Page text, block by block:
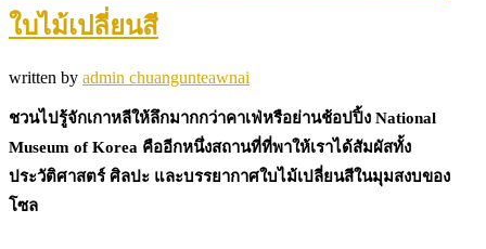
ใบไม้เปลี่ยนสี
written by admin chuangunteawnai
ชวนไปรู้จักเกาหลีให้ลึกมากกว่าคาเฟ่หรือย่านช้อปปิ้ง National
Museum of Korea คืออีกหนึ่งสถานที่ที่พาให้เราได้สัมผัสทั้ง
ประวัติศาสตร์ ศิลปะ และบรรยากาศใบไม้เปลี่ยนสีในมุมสงบของ
โซล